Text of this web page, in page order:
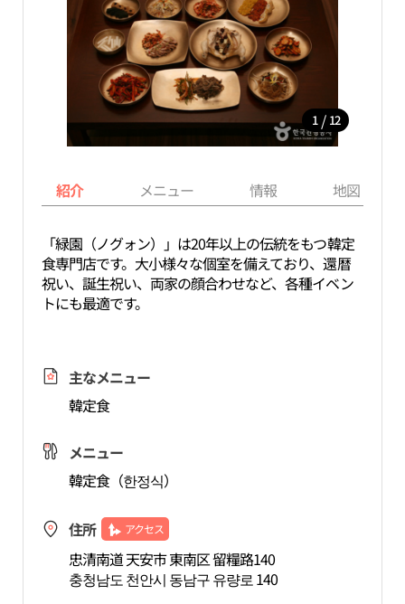
1 / 12
紹介 メニュー 情報 地図
「緑園（ノグォン）」は20年以上の伝統をもつ韓定
食専門店です。大小様々な個室を備えており、還暦
祝い、誕生祝い、両家の顔合わせなど、各種イベン
トにも最適です。
主なメニュー
韓定食
メニュー
韓定食（한정식）
住所 アクセス
忠清南道 天安市 東南区 留糧路140
충청남도 천안시 동남구 유량로 140